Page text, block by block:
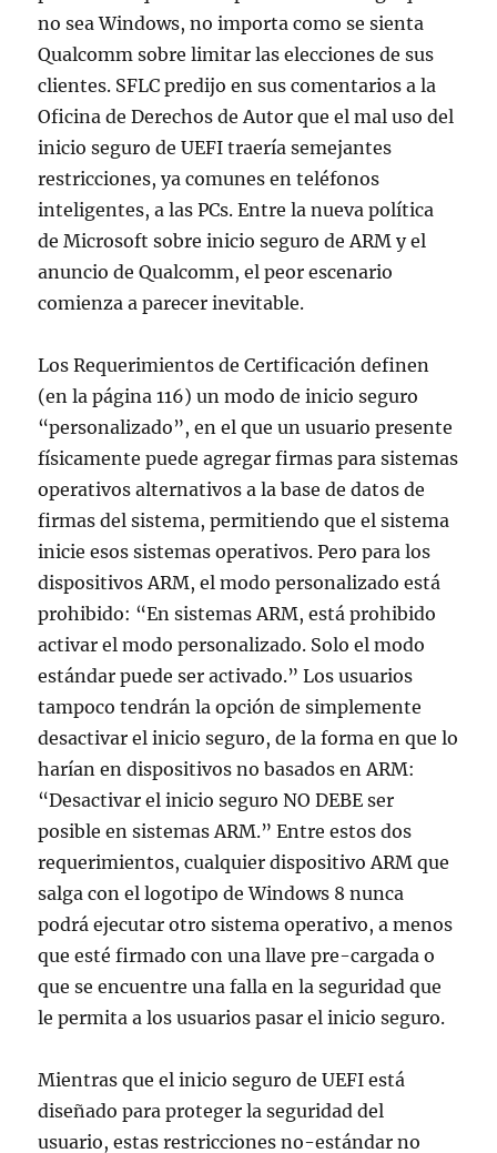
no sea Windows, no importa como se sienta
Qualcomm sobre limitar las elecciones de sus
clientes. SFLC predijo en sus comentarios a la
Oficina de Derechos de Autor que el mal uso del
inicio seguro de UEFI traería semejantes
restricciones, ya comunes en teléfonos
inteligentes, a las PCs. Entre la nueva política
de Microsoft sobre inicio seguro de ARM y el
anuncio de Qualcomm, el peor escenario
comienza a parecer inevitable.
Los Requerimientos de Certificación definen
(en la página 116) un modo de inicio seguro
“personalizado”, en el que un usuario presente
físicamente puede agregar firmas para sistemas
operativos alternativos a la base de datos de
firmas del sistema, permitiendo que el sistema
inicie esos sistemas operativos. Pero para los
dispositivos ARM, el modo personalizado está
prohibido: “En sistemas ARM, está prohibido
activar el modo personalizado. Solo el modo
estándar puede ser activado.” Los usuarios
tampoco tendrán la opción de simplemente
desactivar el inicio seguro, de la forma en que lo
harían en dispositivos no basados en ARM:
“Desactivar el inicio seguro NO DEBE ser
posible en sistemas ARM.” Entre estos dos
requerimientos, cualquier dispositivo ARM que
salga con el logotipo de Windows 8 nunca
podrá ejecutar otro sistema operativo, a menos
que esté firmado con una llave pre-cargada o
que se encuentre una falla en la seguridad que
le permita a los usuarios pasar el inicio seguro.
Mientras que el inicio seguro de UEFI está
diseñado para proteger la seguridad del
usuario, estas restricciones no-estándar no